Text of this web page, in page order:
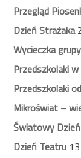
Przegląd
Dzień Strażaka
Wycieczka
Przedszkolaki
Przedszkolaki
Mikroświat –
Światowy
Dzień Teatru